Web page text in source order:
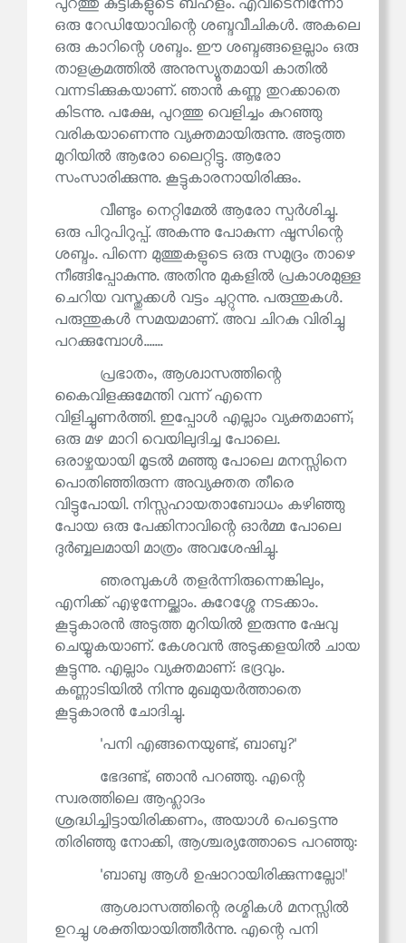
പുറത്തു കുട്ടികളുടെ ബഹളം. എവിടെനിന്നോ
ഒരു റേഡിയോവിന്റെ ശബ്ദവീചികൾ. അകലെ
ഒരു കാറിന്റെ ശബ്ദം. ഈ ശബ്ദങ്ങളെല്ലാം ഒരു
താളക്രമത്തിൽ അനുസ്യൂതമായി കാതിൽ
വന്നടിക്കുകയാണ്. ഞാൻ കണ്ണു തുറക്കാതെ
കിടന്നു. പക്ഷേ, പുറത്തു വെളിച്ചം കുറഞ്ഞു
വരികയാണെന്നു വ്യക്തമായിരുന്നു. അടുത്ത
മുറിയിൽ ആരോ ലൈറ്റിട്ടു. ആരോ
സംസാരിക്കുന്നു. കൂട്ടുകാരനായിരിക്കും.
വീണ്ടും നെറ്റിമേൽ ആരോ സ്പർശിച്ചു.
ഒരു പിറുപിറുപ്പ്. അകന്നു പോകുന്ന ഷൂസിന്റെ
ശബ്ദം. പിന്നെ മുത്തുകളുടെ ഒരു സമുദ്രം താഴെ
നീങ്ങിപ്പോകുന്നു. അതിനു മുകളിൽ പ്രകാശമുള്ള
ചെറിയ വസ്തുക്കൾ വട്ടം ചുറ്റുന്നു. പരുന്തുകൾ.
പരുന്തുകൾ സമയമാണ്. അവ ചിറകു വിരിച്ചു
പറക്കുമ്പോൾ.......
പ്രഭാതം, ആശ്വാസത്തിന്റെ
കൈവിളക്കുമേന്തി വന്ന് എന്നെ
വിളിച്ചുണർത്തി. ഇപ്പോൾ എല്ലാം വ്യക്തമാണ്;
ഒരു മഴ മാറി വെയിലുദിച്ച പോലെ.
ഒരാഴ്ചയായി മൂടൽ മഞ്ഞു പോലെ മനസ്സിനെ
പൊതിഞ്ഞിരുന്ന അവ്യക്തത തീരെ
വിട്ടുപോയി. നിസ്സഹായതാബോധം കഴിഞ്ഞു
പോയ ഒരു പേക്കിനാവിന്റെ ഓർമ്മ പോലെ
ദുർബ്ബലമായി മാത്രം അവശേഷിച്ചു.
ഞരമ്പുകൾ തളർന്നിരുന്നെങ്കിലും,
എനിക്ക് എഴുന്നേല്ക്കാം. കുറേശ്ശേ നടക്കാം.
കൂട്ടുകാരൻ അടുത്ത മുറിയിൽ ഇരുന്നു ഷേവു
ചെയ്യുകയാണ്. കേശവൻ അടുക്കളയിൽ ചായ
കൂട്ടുന്നു. എല്ലാം വ്യക്തമാണ്: ഭദ്രവും.
കണ്ണാടിയിൽ നിന്നു മുഖമുയർത്താതെ
കൂട്ടുകാരൻ ചോദിച്ചു.
'പനി എങ്ങനെയുണ്ട്, ബാബു?'
ഭേദണ്ട്, ഞാൻ പറഞ്ഞു. എന്റെ
സ്വരത്തിലെ ആഹ്ലാദം
ശ്രദ്ധിച്ചിട്ടായിരിക്കണം, അയാൾ പെട്ടെന്നു
തിരിഞ്ഞു നോക്കി, ആശ്ചര്യത്തോടെ പറഞ്ഞു:
'ബാബു ആൾ ഉഷാറായിരിക്കുന്നല്ലോ!'
ആശ്വാസത്തിന്റെ രശ്മികൾ മനസ്സിൽ
ഉറച്ചു ശക്തിയായിത്തീർന്നു. എന്റെ പനി